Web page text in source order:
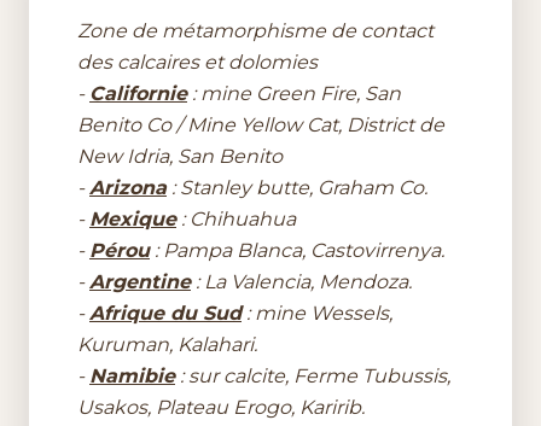
Zone de métamorphisme de contact
des calcaires et dolomies
- Californie: mine Green Fire, San
Benito Co / Mine Yellow Cat, District de
New Idria, San Benito
-Arizona: Stanley butte, Graham Co.
- Mexique: Chihuahua
- Pérou: Pampa Blanca, Castovirrenya.
-Argentine: La Valencia, Mendoza.
-Afrique du Sud: mine Wessels,
Kuruman, Kalahari.
- Namibie: sur calcite, Ferme Tubussis,
Usakos, Plateau Erogo, Karirib.